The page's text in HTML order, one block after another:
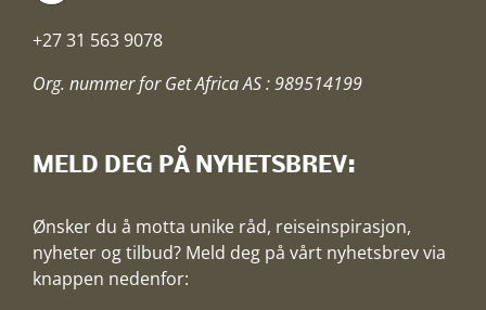
+27 31 563 9078
Org. nummer for Get Africa AS : 989514199
MELD DEG PÅ NYHETSBREV:
Ønsker du å motta unike råd, reiseinspirasjon,
nyheter og tilbud? Meld deg på vårt nyhetsbrev via
knappen nedenfor: